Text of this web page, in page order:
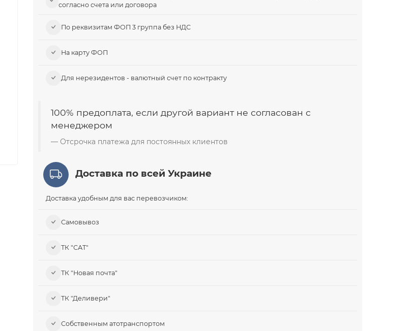
согласно счета или договора
По реквизитам ФОП 3 группа без НДС
На карту ФОП
Для нерезидентов - валютный счет по контракту
100% предоплата, если другой вариант не согласован с
менеджером
Отсрочка платежа для постоянных клиентов
Доставка по всей Украине
Доставка удобным для вас перевозчиком:
Самовывоз​
ТК "САТ"
ТК "Новая почта"
ТК "Деливери"
Собственным атотранспортом